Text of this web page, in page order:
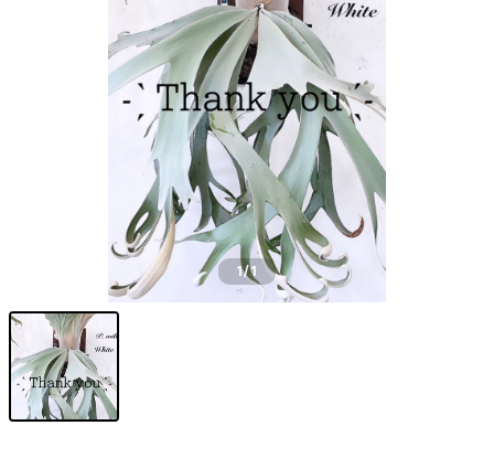
1/1